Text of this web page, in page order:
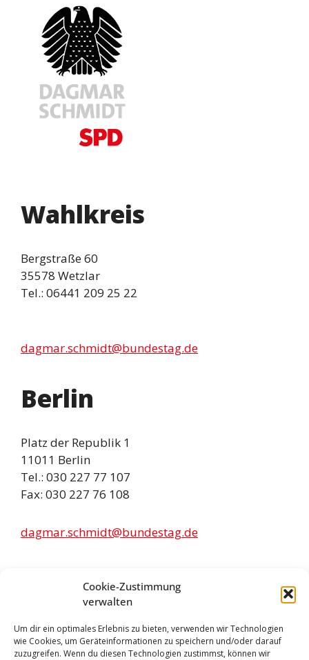
Cookie-Zustimmung
verwalten
Um dir ein optimales Erlebnis zu bieten, verwenden wir Technologien
wie Cookies, um Geräteinformationen zu speichern und/oder darauf
zuzugreifen. Wenn du diesen Technologien zustimmst, können wir
Wahlkreis
Bergstraße 60
35578 Wetzlar
Tel.: 06441 209 25 22
dagmar.schmidt@bundestag.de
Berlin
Platz der Republik 1
11011 Berlin
Tel.: 030 227 77 107
Fax: 030 227 76 108
dagmar.schmidt@bundestag.de
Presseanfragen:
06441 209 25 25